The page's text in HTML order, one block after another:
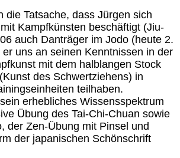
die Tatsache, dass Jürgen sich
Kampfkünsten beschäftigt (Jiu-
auch Danträger im Jodo (heute 2.
uns an seinen Kenntnissen in der
mit dem halblangen Stock
des Schwertziehens) in
teilhaben.
erhebliches Wissensspektrum
Übung des Tai-Chi-Chuan sowie
der Zen-Übung mit Pinsel und
der japanischen Schönschrift